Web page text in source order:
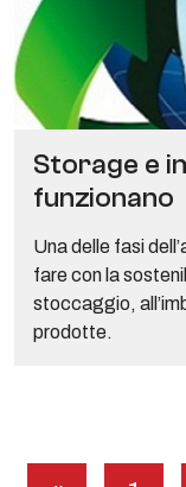
Storage e
funzionano
Una delle fasi
fare con la
stoccaggio,
prodotte.